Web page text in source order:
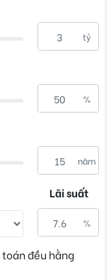
tỷ
%
năm
Lãi suất
%
đều hằng